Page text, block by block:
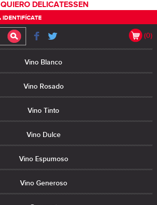
IDENTIFÍCATE
(0)
Vino Blanco
Vino Rosado
Vino Tinto
Vino Dulce
Vino Espumoso
Vino Generoso
QUIERO DELICATESSEN